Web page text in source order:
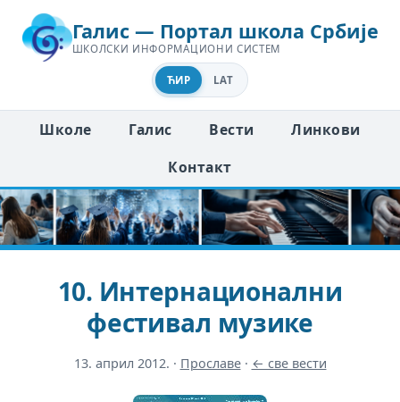
Галис — Портал школа Србије
ШКОЛСКИ ИНФОРМАЦИОНИ СИСТЕМ
ЋИР LAT
Школе Галис Вести
Линкови
Контакт
10. Интернационални
фестивал музике
13. април 2012. · Прославе· ← све вести